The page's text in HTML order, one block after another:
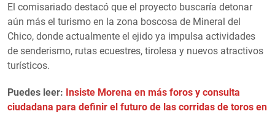
El comisariado destacó que el proyecto buscaría detonar
aún más el turismo en la zona boscosa de Mineral del
Chico, donde actualmente el ejido ya impulsa actividades
de senderismo, rutas ecuestres, tirolesa y nuevos atractivos
turísticos.
Puedes leer: Insiste Morena en más foros y consulta
ciudadana para definir el futuro de las corridas de toros en